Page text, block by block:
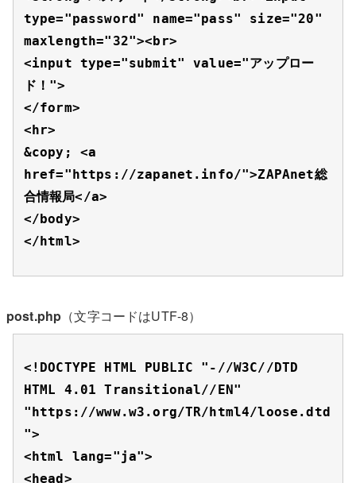
type="password" name="pass" size="20"
maxlength="32"><br>
<input type="submit" value="アップロー
ド！">
</form>
<hr>
&copy; <a
href="https://zapanet.info/">ZAPAnet総
合情報局</a>
</body>
</html>
post.php （文字コードはUTF-8）
<!DOCTYPE HTML PUBLIC "-//W3C//DTD
HTML 4.01 Transitional//EN"
"https://www.w3.org/TR/html4/loose.dtd
">
<html lang="ja">
<head>